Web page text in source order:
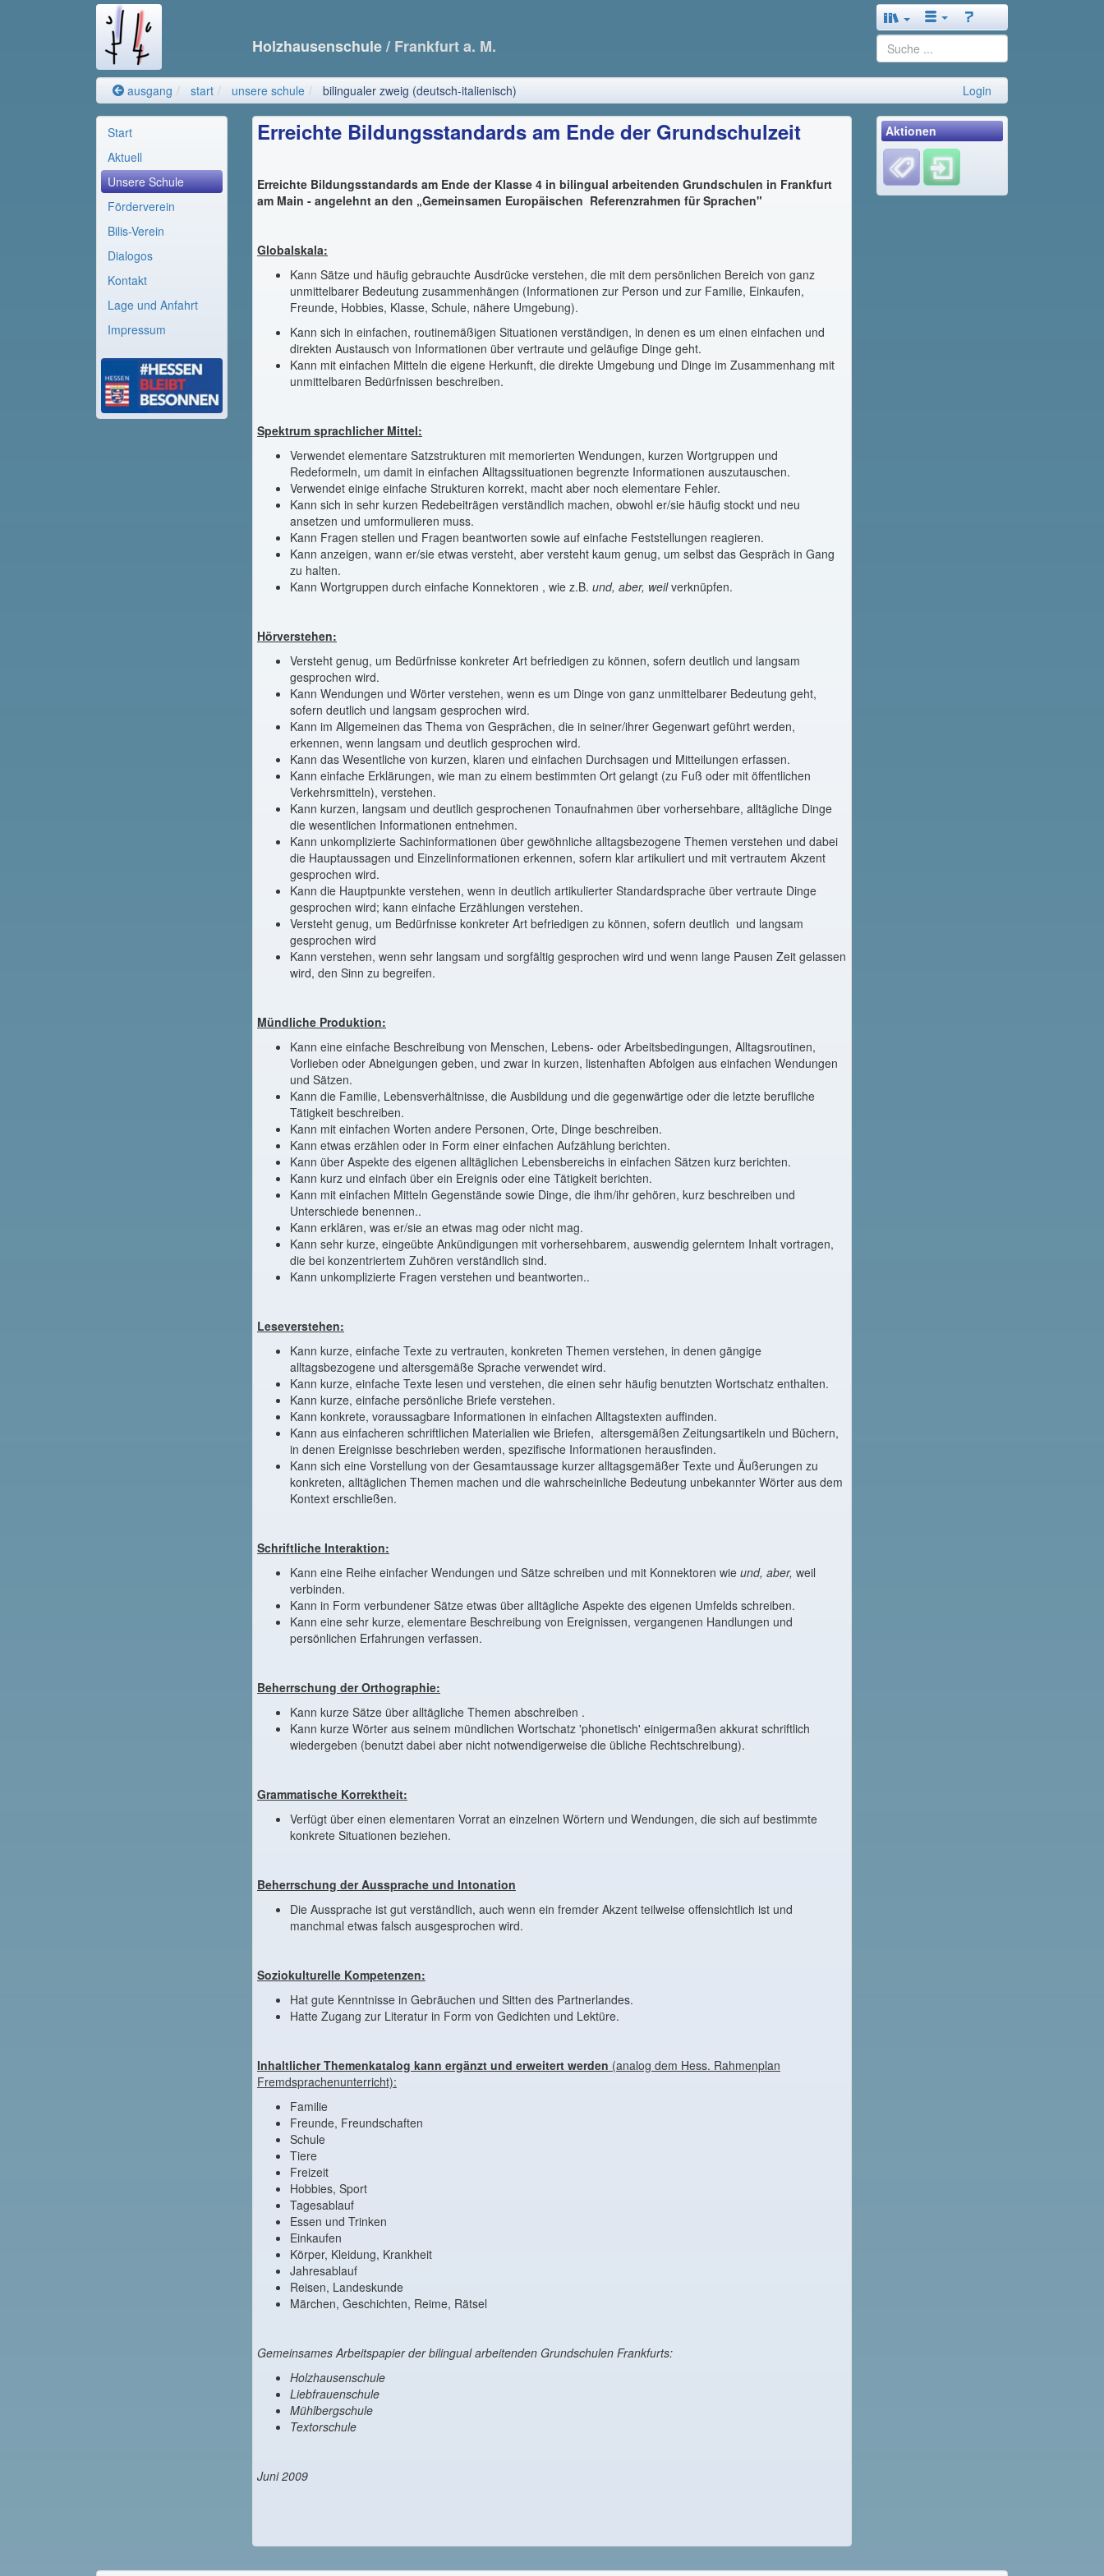
Holzhausenschule/ Frankfurt a. M.
ausgang start unsere schule bilingualer zweig (deutsch-italienisch) Login
Start
Aktuell
Unsere Schule
Förderverein
Bilis-Verein
Dialogos
Kontakt
Lage und Anfahrt
Impressum
Erreichte Bildungsstandards am Ende der Grundschulzeit
Erreichte Bildungsstandards am Ende der Klasse 4 in bilingual arbeitenden Grundschulen in Frankfurt
am Main - angelehnt an den „Gemeinsamen Europäischen Referenzrahmen für Sprachen"
Globalskala:
Kann Sätze und häufig gebrauchte Ausdrücke verstehen, die mit dem persönlichen Bereich von ganz
unmittelbarer Bedeutung zusammenhängen (Informationen zur Person und zur Familie, Einkaufen,
Freunde, Hobbies, Klasse, Schule, nähere Umgebung).
Kann sich in einfachen, routinemäßigen Situationen verständigen, in denen es um einen einfachen und
direkten Austausch von Informationen über vertraute und geläufige Dinge geht.
Kann mit einfachen Mitteln die eigene Herkunft, die direkte Umgebung und Dinge im Zusammenhang mit
unmittelbaren Bedürfnissen beschreiben.
Spektrum sprachlicher Mittel:
Verwendet elementare Satzstrukturen mit memorierten Wendungen, kurzen Wortgruppen und
Redeformeln, um damit in einfachen Alltagssituationen begrenzte Informationen auszutauschen.
Verwendet einige einfache Strukturen korrekt, macht aber noch elementare Fehler.
Kann sich in sehr kurzen Redebeiträgen verständlich machen, obwohl er/sie häufig stockt und neu
ansetzen und umformulieren muss.
Kann Fragen stellen und Fragen beantworten sowie auf einfache Feststellungen reagieren.
Kann anzeigen, wann er/sie etwas versteht, aber versteht kaum genug, um selbst das Gespräch in Gang
zu halten.
Kann Wortgruppen durch einfache Konnektoren , wie z.B. und, aber, weilverknüpfen.
Hörverstehen:
Versteht genug, um Bedürfnisse konkreter Art befriedigen zu können, sofern deutlich und langsam
gesprochen wird.
Kann Wendungen und Wörter verstehen, wenn es um Dinge von ganz unmittelbarer Bedeutung geht,
sofern deutlich und langsam gesprochen wird.
Kann im Allgemeinen das Thema von Gesprächen, die in seiner/ihrer Gegenwart geführt werden,
erkennen, wenn langsam und deutlich gesprochen wird.
Kann das Wesentliche von kurzen, klaren und einfachen Durchsagen und Mitteilungen erfassen.
Kann einfache Erklärungen, wie man zu einem bestimmten Ort gelangt (zu Fuß oder mit öffentlichen
Verkehrsmitteln), verstehen.
Kann kurzen, langsam und deutlich gesprochenen Tonaufnahmen über vorhersehbare, alltägliche Dinge
die wesentlichen Informationen entnehmen.
Kann unkomplizierte Sachinformationen über gewöhnliche alltagsbezogene Themen verstehen und dabei
die Hauptaussagen und Einzelinformationen erkennen, sofern klar artikuliert und mit vertrautem Akzent
gesprochen wird.
Kann die Hauptpunkte verstehen, wenn in deutlich artikulierter Standardsprache über vertraute Dinge
gesprochen wird; kann einfache Erzählungen verstehen.
Versteht genug, um Bedürfnisse konkreter Art befriedigen zu können, sofern deutlich und langsam
gesprochen wird
Kann verstehen, wenn sehr langsam und sorgfältig gesprochen wird und wenn lange Pausen Zeit gelassen
wird, den Sinn zu begreifen.
Mündliche Produktion:
Kann eine einfache Beschreibung von Menschen, Lebens- oder Arbeitsbedingungen, Alltagsroutinen,
Vorlieben oder Abneigungen geben, und zwar in kurzen, listenhaften Abfolgen aus einfachen Wendungen
und Sätzen.
Kann die Familie, Lebensverhältnisse, die Ausbildung und die gegenwärtige oder die letzte berufliche
Tätigkeit beschreiben.
Kann mit einfachen Worten andere Personen, Orte, Dinge beschreiben.
Kann etwas erzählen oder in Form einer einfachen Aufzählung berichten.
Kann über Aspekte des eigenen alltäglichen Lebensbereichs in einfachen Sätzen kurz berichten.
Kann kurz und einfach über ein Ereignis oder eine Tätigkeit berichten.
Kann mit einfachen Mitteln Gegenstände sowie Dinge, die ihm/ihr gehören, kurz beschreiben und
Unterschiede benennen..
Kann erklären, was er/sie an etwas mag oder nicht mag.
Kann sehr kurze, eingeübte Ankündigungen mit vorhersehbarem, auswendig gelerntem Inhalt vortragen,
die bei konzentriertem Zuhören verständlich sind.
Kann unkomplizierte Fragen verstehen und beantworten..
Leseverstehen:
Kann kurze, einfache Texte zu vertrauten, konkreten Themen verstehen, in denen gängige
alltagsbezogene und altersgemäße Sprache verwendet wird.
Kann kurze, einfache Texte lesen und verstehen, die einen sehr häufig benutzten Wortschatz enthalten.
Kann kurze, einfache persönliche Briefe verstehen.
Kann konkrete, voraussagbare Informationen in einfachen Alltagstexten auffinden.
Kann aus einfacheren schriftlichen Materialien wie Briefen, altersgemäßen Zeitungsartikeln und Büchern,
in denen Ereignisse beschrieben werden, spezifische Informationen herausfinden.
Kann sich eine Vorstellung von der Gesamtaussage kurzer alltagsgemäßer Texte und Äußerungen zu
konkreten, alltäglichen Themen machen und die wahrscheinliche Bedeutung unbekannter Wörter aus dem
Kontext erschließen.
Schriftliche Interaktion:
Kann eine Reihe einfacher Wendungen und Sätze schreiben und mit Konnektoren wie und, aber, weil
verbinden.
Kann in Form verbundener Sätze etwas über alltägliche Aspekte des eigenen Umfelds schreiben.
Kann eine sehr kurze, elementare Beschreibung von Ereignissen, vergangenen Handlungen und
persönlichen Erfahrungen verfassen.
Beherrschung der Orthographie:
Kann kurze Sätze über alltägliche Themen abschreiben .
Kann kurze Wörter aus seinem mündlichen Wortschatz 'phonetisch' einigermaßen akkurat schriftlich
wiedergeben (benutzt dabei aber nicht notwendigerweise die übliche Rechtschreibung).
Grammatische Korrektheit:
Verfügt über einen elementaren Vorrat an einzelnen Wörtern und Wendungen, die sich auf bestimmte
konkrete Situationen beziehen.
Beherrschung der Aussprache und Intonation
Die Aussprache ist gut verständlich, auch wenn ein fremder Akzent teilweise offensichtlich ist und
manchmal etwas falsch ausgesprochen wird.
Soziokulturelle Kompetenzen:
Hat gute Kenntnisse in Gebräuchen und Sitten des Partnerlandes.
Hatte Zugang zur Literatur in Form von Gedichten und Lektüre.
Inhaltlicher Themenkatalog kann ergänzt und erweitert werden (analog dem Hess. Rahmenplan
Fremdsprachenunterricht):
Familie
Freunde, Freundschaften
Schule
Tiere
Freizeit
Hobbies, Sport
Tagesablauf
Essen und Trinken
Einkaufen
Körper, Kleidung, Krankheit
Jahresablauf
Reisen, Landeskunde
Märchen, Geschichten, Reime, Rätsel
Gemeinsames Arbeitspapier der bilingual arbeitenden Grundschulen Frankfurts:
Holzhausenschule
Liebfrauenschule
Mühlbergschule
Textorschule
Juni 2009
Aktionen